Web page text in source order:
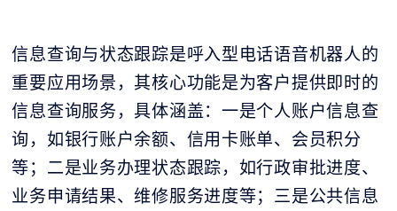
信息查询与状态跟踪是呼入型电话语音机器人的
重要应用场景，其核心功能是为客户提供即时的
信息查询服务，具体涵盖：一是个人账户信息查
询，如银行账户余额、信用卡账单、会员积分
等；二是业务办理状态跟踪，如行政审批进度、
业务申请结果、维修服务进度等；三是公共信息